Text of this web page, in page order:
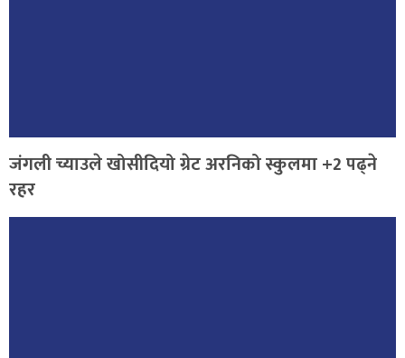
जंगली च्याउले खोसीदियो ग्रेट अरनिको स्कुलमा +2 पढ्ने
रहर